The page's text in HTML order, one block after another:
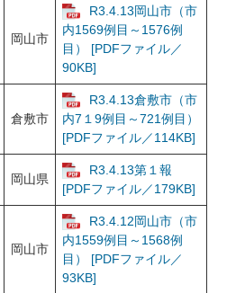
岡山市
R3.4.13岡山市（市
内1569例目～1576例
目） [PDFファイル／
90KB]
倉敷市
R3.4.13倉敷市（市
内7１9例目～721例目）
[PDFファイル／114KB]
岡山県
R3.4.13第１報
[PDFファイル／179KB]
岡山市
R3.4.12岡山市（市
内1559例目～1568例
目） [PDFファイル／
93KB]